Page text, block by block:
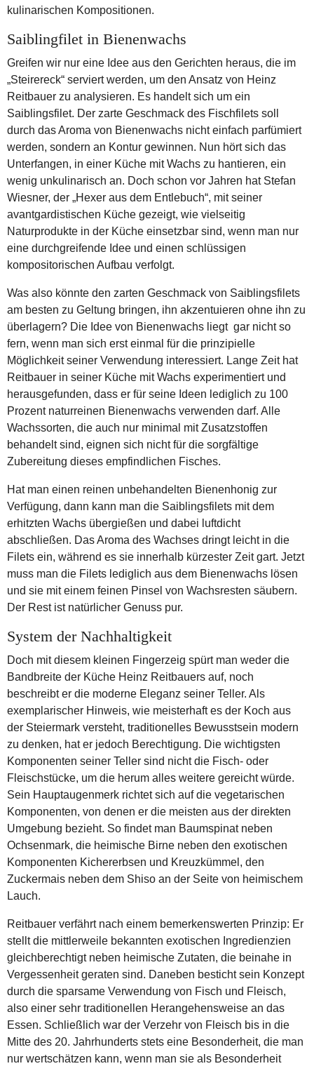
kulinarischen Kompositionen.
Saiblingfilet in Bienenwachs
Greifen wir nur eine Idee aus den Gerichten heraus, die im
„Steirereck“ serviert werden, um den Ansatz von Heinz
Reitbauer zu analysieren. Es handelt sich um ein
Saiblingsfilet. Der zarte Geschmack des Fischfilets soll
durch das Aroma von Bienenwachs nicht einfach parfümiert
werden, sondern an Kontur gewinnen. Nun hört sich das
Unterfangen, in einer Küche mit Wachs zu hantieren, ein
wenig unkulinarisch an. Doch schon vor Jahren hat Stefan
Wiesner, der „Hexer aus dem Entlebuch“, mit seiner
avantgardistischen Küche gezeigt, wie vielseitig
Naturprodukte in der Küche einsetzbar sind, wenn man nur
eine durchgreifende Idee und einen schlüssigen
kompositorischen Aufbau verfolgt.
Was also könnte den zarten Geschmack von Saiblingsfilets
am besten zu Geltung bringen, ihn akzentuieren ohne ihn zu
überlagern? Die Idee von Bienenwachs liegt gar nicht so
fern, wenn man sich erst einmal für die prinzipielle
Möglichkeit seiner Verwendung interessiert. Lange Zeit hat
Reitbauer in seiner Küche mit Wachs experimentiert und
herausgefunden, dass er für seine Ideen lediglich zu 100
Prozent naturreinen Bienenwachs verwenden darf. Alle
Wachssorten, die auch nur minimal mit Zusatzstoffen
behandelt sind, eignen sich nicht für die sorgfältige
Zubereitung dieses empfindlichen Fisches.
Hat man einen reinen unbehandelten Bienenhonig zur
Verfügung, dann kann man die Saiblingsfilets mit dem
erhitzten Wachs übergießen und dabei luftdicht
abschließen. Das Aroma des Wachses dringt leicht in die
Filets ein, während es sie innerhalb kürzester Zeit gart. Jetzt
muss man die Filets lediglich aus dem Bienenwachs lösen
und sie mit einem feinen Pinsel von Wachsresten säubern.
Der Rest ist natürlicher Genuss pur.
System der Nachhaltigkeit
Doch mit diesem kleinen Fingerzeig spürt man weder die
Bandbreite der Küche Heinz Reitbauers auf, noch
beschreibt er die moderne Eleganz seiner Teller. Als
exemplarischer Hinweis, wie meisterhaft es der Koch aus
der Steiermark versteht, traditionelles Bewusstsein modern
zu denken, hat er jedoch Berechtigung. Die wichtigsten
Komponenten seiner Teller sind nicht die Fisch- oder
Fleischstücke, um die herum alles weitere gereicht würde.
Sein Hauptaugenmerk richtet sich auf die vegetarischen
Komponenten, von denen er die meisten aus der direkten
Umgebung bezieht. So findet man Baumspinat neben
Ochsenmark, die heimische Birne neben den exotischen
Komponenten Kichererbsen und Kreuzkümmel, den
Zuckermais neben dem Shiso an der Seite von heimischem
Lauch.
Reitbauer verfährt nach einem bemerkenswerten Prinzip: Er
stellt die mittlerweile bekannten exotischen Ingredienzien
gleichberechtigt neben heimische Zutaten, die beinahe in
Vergessenheit geraten sind. Daneben besticht sein Konzept
durch die sparsame Verwendung von Fisch und Fleisch,
also einer sehr traditionellen Herangehensweise an das
Essen. Schließlich war der Verzehr von Fleisch bis in die
Mitte des 20. Jahrhunderts stets eine Besonderheit, die man
nur wertschätzen kann, wenn man sie als Besonderheit